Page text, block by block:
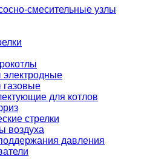
смесительные узлы
электродные
газовые
для котлов
стрелки
воздуха
давления